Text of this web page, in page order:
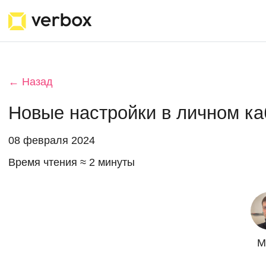
← Назад
Новые настройки в личном
08 февраля 2024
Время чтения ≈ 2 минуты